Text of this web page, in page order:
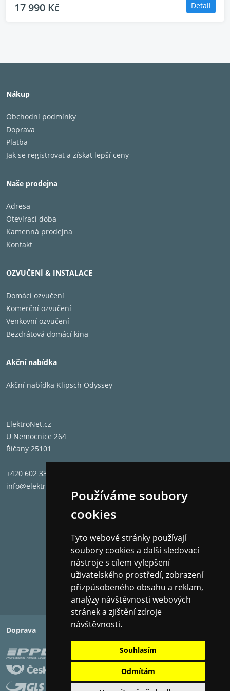
Používáme soubory
cookies
Tyto webové stránky používají
soubory cookies a další sledovací
nástroje s cílem vylepšení
uživatelského prostředí, zobrazení
přizpůsobeného obsahu a reklam,
analýzy návštěvnosti webových
stránek a zjištění zdroje
návštěvnosti.
Souhlasím
Odmítám
17 990 Kč Detail
Nákup
Obchodní podmínky
Doprava
Platba
Jak se registrovat a získat lepší ceny
Naše prodejna
Adresa
Otevírací doba
Kamenná prodejna
Kontakt
OZVUČENÍ & INSTALACE
Domácí ozvučení
Komerční ozvučení
Venkovní ozvučení
Bezdrátová domácí kina
Akční nabídka
Akční nabídka Klipsch Odyssey
ElektroNet.cz
U Nemocnice 264
Říčany 25101
+420 602 331 662
info@elektronet.cz
Doprava Platba